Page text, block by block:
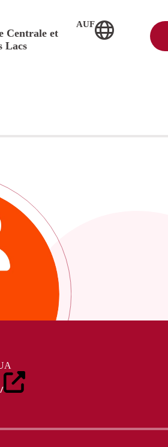
AUF
Centrale et
Lacs